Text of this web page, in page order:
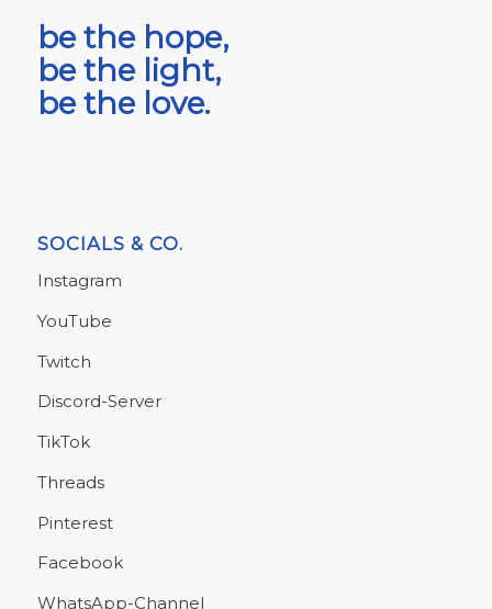
be the hope,
be the light,
be the love.
SOCIALS & CO.
Instagram
YouTube
Twitch
Discord-Server
TikTok
Threads
Pinterest
Facebook
WhatsApp-Channel